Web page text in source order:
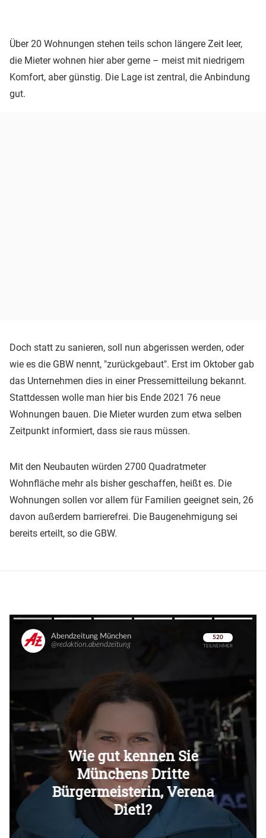
Über 20 Wohnungen stehen teils schon längere Zeit leer,
die Mieter wohnen hier aber gerne – meist mit niedrigem
Komfort, aber günstig. Die Lage ist zentral, die Anbindung
gut.
Doch statt zu sanieren, soll nun abgerissen werden, oder
wie es die GBW nennt, "zurückgebaut". Erst im Oktober gab
das Unternehmen dies in einer Pressemitteilung bekannt.
Stattdessen wolle man hier bis Ende 2021 76 neue
Wohnungen bauen. Die Mieter wurden zum etwa selben
Zeitpunkt informiert, dass sie raus müssen.
Mit den Neubauten würden 2700 Quadratmeter
Wohnfläche mehr als bisher geschaffen, heißt es. Die
Wohnungen sollen vor allem für Familien geeignet sein, 26
davon außerdem barrierefrei. Die Baugenehmigung sei
bereits erteilt, so die GBW.
Überspringen
Überspringen